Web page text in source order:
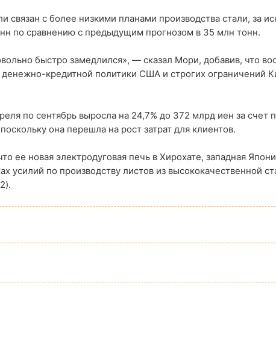
связан с более низкими планами производства стали, за
по сравнению с предыдущим прогнозом в 35 млн тонн.
быстро замедлился», — сказал Мори, добавив, что
кредитной политики США и строгих ограничений
по сентябрь выросла на 24,7% до 372 млрд иен за счет
она перешла на рост затрат для клиентов.
ее новая электродуговая печь в Хирохате, западная
усилий по производству листов из высококачественной